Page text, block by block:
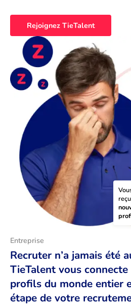
Rejoignez TieTalent
reçu
Entreprise
Recruter n’a jamais été
TieTalent vous
profils du monde entier
étape de votre